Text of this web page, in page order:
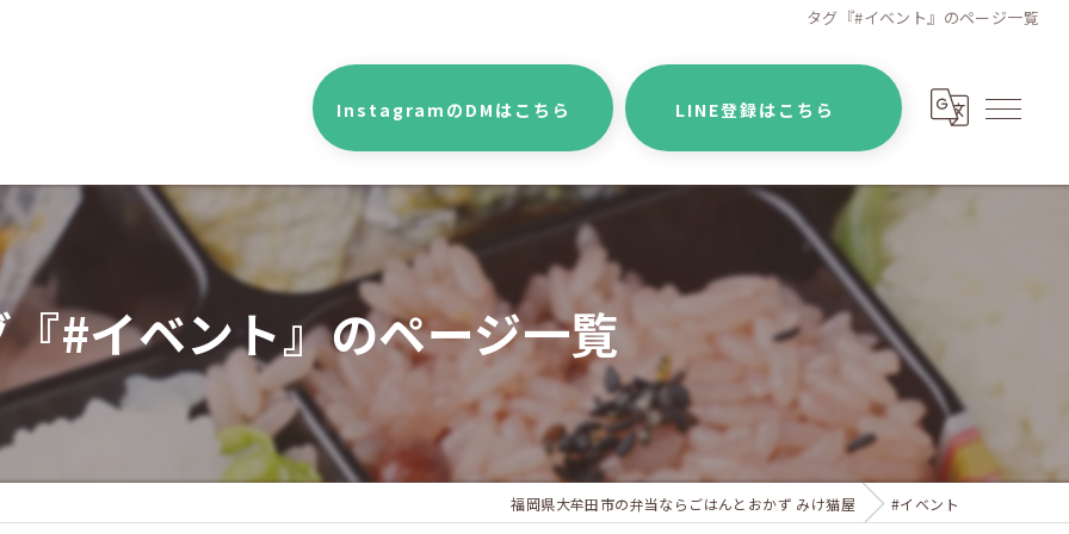
タグ『#イベント』のページ一覧
InstagramのDMはこちら LINE登録はこちら
#イベント』のページ一覧
福岡県大牟田市の弁当ならごはんとおかず みけ猫屋 #イベント